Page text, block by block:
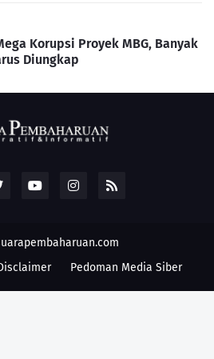
Korupsi Proyek MBG, Banyak
Diungkap
Pedoman Media Siber